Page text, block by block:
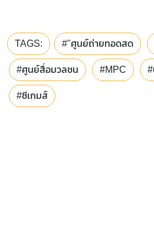
TAGS: #"ศูนย์ถ่ายทอดสด
#ศูนย์สื่อมวลชน #MPC
#ซีเกมส์